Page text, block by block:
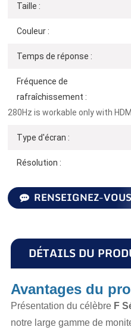
Taille :
Couleur :
Temps de réponse :
Fréquence de
rafraîchissement :
280Hz is workable only with
Type d'écran :
Résolution :
RENSEIGNEZ-
DÉTAILS DU
Avantages du
Présentation du célèbre F
notre large gamme de